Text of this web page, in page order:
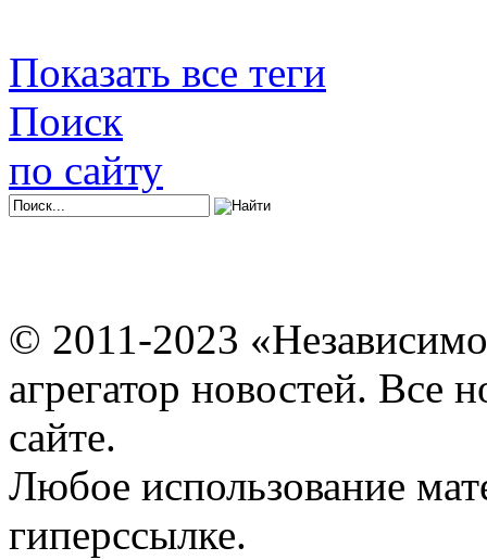
Показать все теги
Поиск
по сайту
© 2011-2023
агрегатор новостей. Все
сайте.
Любое использование
гиперссылке.